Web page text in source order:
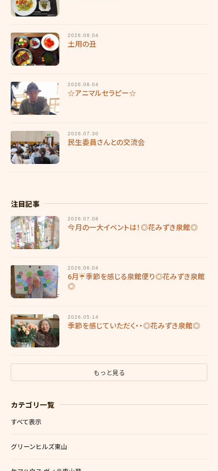
2026.08.04
土用の丑
2026.08.04
☆アニマルセラピー☆
2026.07.30
民生委員さんとの交流会
注目記事
2026.07.08
今月の一大イベントは！◎花みずき泉館◎
2026.06.04
6月☔季節を感じる泉館便り◎花みずき泉館
◎
2026.05.14
季節を感じていただく・・◎花みずき泉館◎
もっと見る
カテゴリ一覧
すべて表示
グリーンヒルズ東山